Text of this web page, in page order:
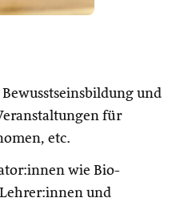
und
für
etc.
wie Bio-
und